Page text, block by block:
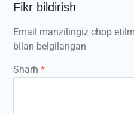
Fikr bildirish
Email manzilingiz chop
bilan belgilangan
Sharh *